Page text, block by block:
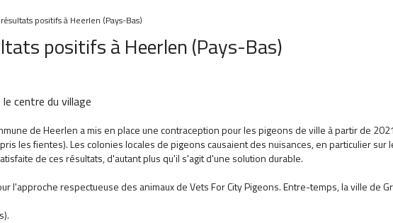
positifs à Heerlen (Pays-Bas)
positifs à Heerlen (Pays-Bas)
centre du village
de Heerlen a mis en place une contraception pour les pigeons de ville à partir de
les fientes). Les colonies locales de pigeons causaient des nuisances, en particulier
de ces résultats, d'autant plus qu'il s'agit d'une solution durable.
l'approche respectueuse des animaux de Vets For City Pigeons. Entre-temps, la ville de